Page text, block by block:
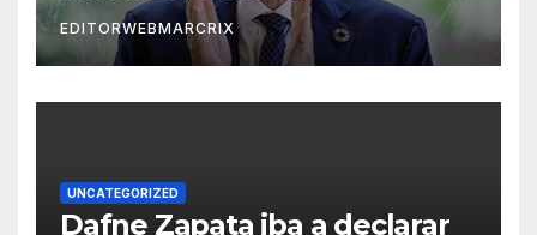
EDITORWEBMARCRIX
UNCATEGORIZED
Dafne Zapata iba a declarar